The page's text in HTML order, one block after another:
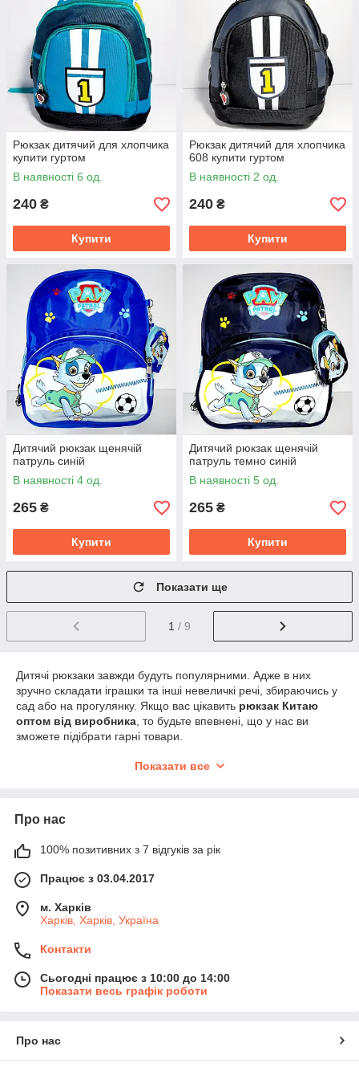
Рюкзак дитячий для хлопчика
купити гуртом
В наявності 6 од.
240 ₴
Купити
Рюкзак дитячий для хлопчика
608 купити гуртом
В наявності 2 од.
240 ₴
Купити
Дитячий рюкзак щенячій
патруль синій
В наявності 4 од.
265 ₴
Купити
Дитячий рюкзак щенячій
патруль темно синій
В наявності 5 од.
265 ₴
Купити
Показати ще
1 / 9
Дитячі рюкзаки завжди будуть популярними. Адже в них
зручно складати іграшки та інші невеличкі речі, збираючись у
сад або на прогулянку. Якщо вас цікавить рюкзак Китаю
оптом від виробника , то будьте впевнені, що у нас ви
зможете підібрати гарні товари.
У нас можна дешево Купувати продукти високої
Можемо гарантувати вчасні поставив речі, що
буде замовити прямо через Інтернет або в
телефонному режимі.
Решив
ви завжди можете звернутися до наших менеджерів. Вони
допоможуть вибрати підхожі вироби.
Рюкзак Китай оптом (Харков, Київ)
Їх можна придбати досить Недорого.
Показати все
Про нас
100% позитивних з 7 відгуків за рік
Працює з 03.04.2017
м. Харків
Харків, Харків, Україна
Контакти
Сьогодні працює з 10:00 до 14:00
Показати весь графік роботи
Про нас